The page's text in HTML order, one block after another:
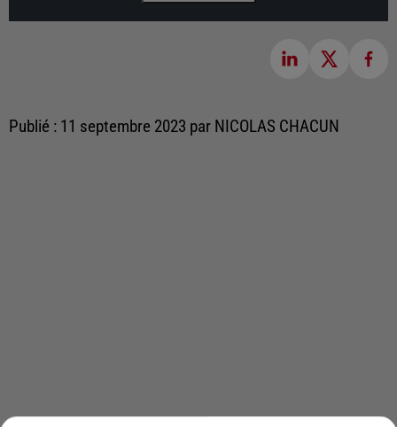
Publié : 11 septembre 2023 par NICOLAS CHACUN